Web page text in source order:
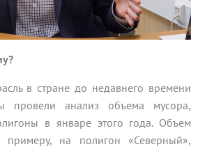
в стране до недавнего времени
провели анализ объема мусора,
в январе этого года. Объем
на полигон «Северный»,